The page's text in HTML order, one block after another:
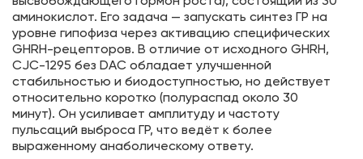
аминокислот. Его задача — запускать синтез ГР на
уровне гипофиза через активацию специфических
GHRH-рецепторов. В отличие от исходного GHRH,
CJC-1295 без DAC обладает улучшенной
стабильностью и биодоступностью, но действует
относительно коротко (полураспад около 30
минут). Он усиливает амплитуду и частоту
пульсаций выброса ГР, что ведёт к более
выраженному анаболическому ответу.